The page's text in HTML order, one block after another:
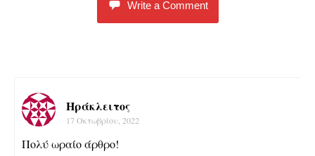
Write a Comment
Ηράκλειτος
17 Οκτωβρίου, 2022
Πολύ ωραίο άρθρο!